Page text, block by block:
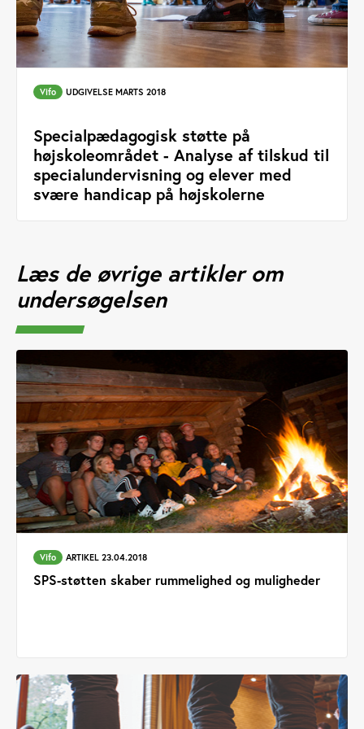
Vifo UDGIVELSE MARTS 2018
Specialpædagogisk støtte på
højskoleområdet - Analyse af tilskud til
specialundervisning og elever med
svære handicap på højskolerne
Læs de øvrige artikler om
undersøgelsen
Vifo ARTIKEL 23.04.2018
SPS-støtten skaber rummelighed og muligheder